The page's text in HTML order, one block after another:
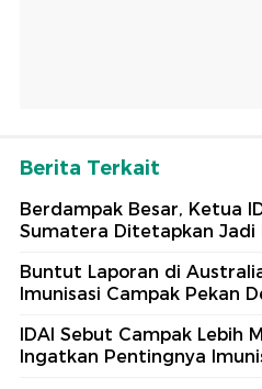
Berita Terkait
Berdampak Besar, Ketua
Sumatera Ditetapkan Jadi
Buntut Laporan di
Imunisasi Campak Pekan
IDAI Sebut Campak Lebih
Ingatkan Pentingnya